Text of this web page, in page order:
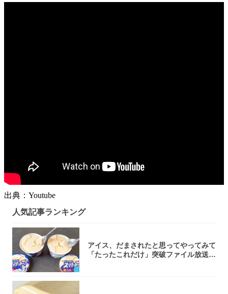
出典：Youtube
人気記事ランキング
アイス、だまされたと思ってやってみて
「たったこれだけ」突破ファイル放送で